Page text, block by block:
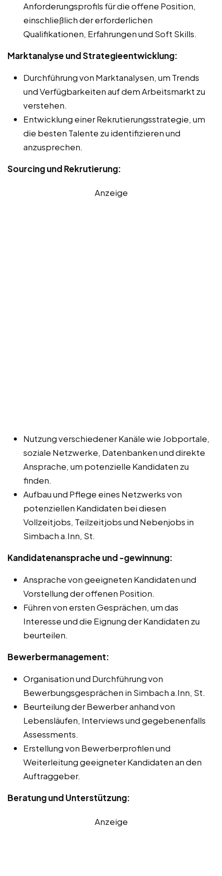
Anforderungsprofils für die offene Position,
einschließlich der erforderlichen
Qualifikationen, Erfahrungen und Soft Skills.
Marktanalyse und Strategieentwicklung:
Durchführung von Marktanalysen, um Trends
und Verfügbarkeiten auf dem Arbeitsmarkt zu
verstehen.
Entwicklung einer Rekrutierungsstrategie, um
die besten Talente zu identifizieren und
anzusprechen.
Sourcing und Rekrutierung:
Anzeige
Nutzung verschiedener Kanäle wie Jobportale,
soziale Netzwerke, Datenbanken und direkte
Ansprache, um potenzielle Kandidaten zu
finden.
Aufbau und Pflege eines Netzwerks von
potenziellen Kandidaten bei diesen
Vollzeitjobs, Teilzeitjobs und Nebenjobs in
Simbach a.Inn, St.
Kandidatenansprache und -gewinnung:
Ansprache von geeigneten Kandidaten und
Vorstellung der offenen Position.
Führen von ersten Gesprächen, um das
Interesse und die Eignung der Kandidaten zu
beurteilen.
Bewerbermanagement:
Organisation und Durchführung von
Bewerbungsgesprächen in Simbach a.Inn, St.
Beurteilung der Bewerber anhand von
Lebensläufen, Interviews und gegebenenfalls
Assessments.
Erstellung von Bewerberprofilen und
Weiterleitung geeigneter Kandidaten an den
Auftraggeber.
Beratung und Unterstützung:
Anzeige